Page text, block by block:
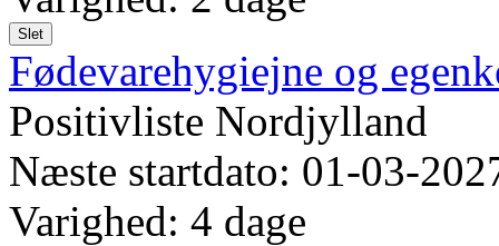
Slet
Fødevarehygiejne og
Positivliste Nordjylland
Næste startdato: 01-03-
Varighed: 4 dage